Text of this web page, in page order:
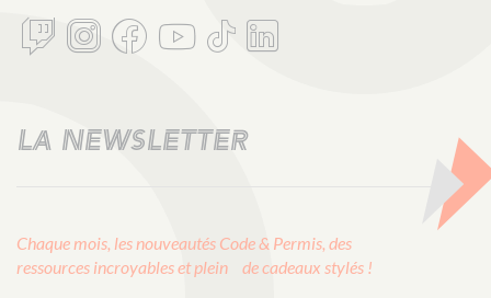
LA NEWSLETTER
Chaque mois, les nouveautés Code & Permis, des
ressources incroyables et plein de cadeaux stylés !